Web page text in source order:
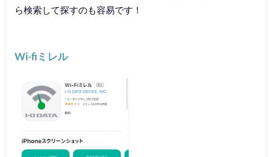
ら検索して探すのも容易です！
Wi-fiミレル